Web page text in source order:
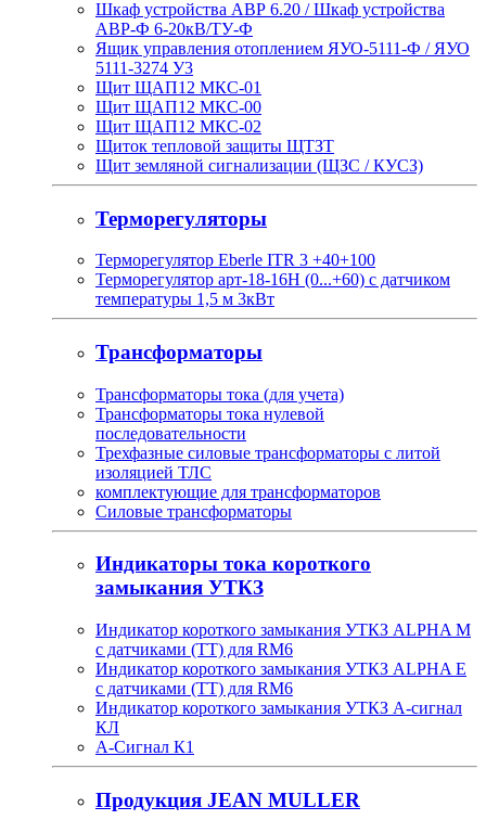
Шкаф устройства АВР 6.20 / Шкаф устройства
АВР-Ф 6-20кВ/ТУ-Ф
Ящик управления отоплением ЯУО-5111-Ф / ЯУО
5111-3274 У3
Щит ЩАП12 МКС-01
Щит ЩАП12 МКС-00
Щит ЩАП12 МКС-02
Щиток тепловой защиты ЩТЗТ
Щит земляной сигнализации (ЩЗС / КУСЗ)
Терморегуляторы
Терморегулятор Eberle ITR 3 +40+100
Терморегулятор арт-18-16H (0...+60) с датчиком
температуры 1,5 м 3кВт
Трансформаторы
Трансформаторы тока (для учета)
Трансформаторы тока нулевой
последовательности
Трехфазные силовые трансформаторы с литой
изоляцией ТЛС
комплектующие для трансформаторов
Силовые трансформаторы
Индикаторы тока короткого
замыкания УТКЗ
Индикатор короткого замыкания УТКЗ ALPHA M
с датчиками (ТТ) для RM6
Индикатор короткого замыкания УТКЗ ALPHA E
с датчиками (ТТ) для RM6
Индикатор короткого замыкания УТКЗ А-сигнал
КЛ
А-Сигнал К1
Продукция JEAN MULLER